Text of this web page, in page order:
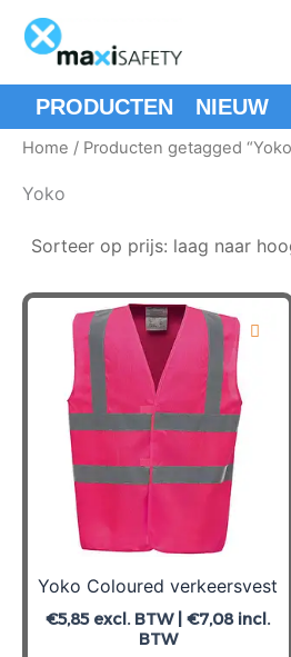
naar
inhoudPRODUCTEN NIEUW
Home / Producten getagged
Yoko
Yoko Coloured verkeersvest
€5,85excl. BTW |€7,08incl.
BTW